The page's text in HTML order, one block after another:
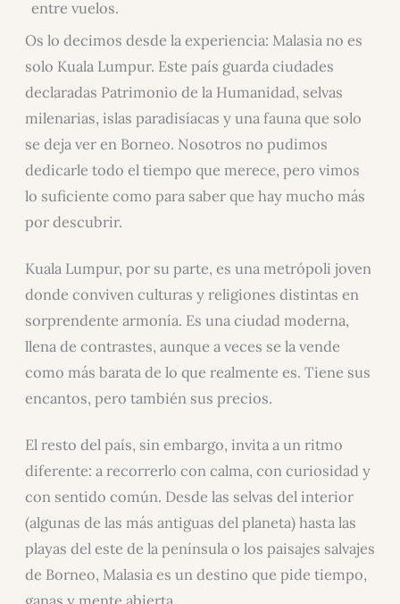
entre vuelos.
Os lo decimos desde la experiencia: Malasia no es
solo Kuala Lumpur. Este país guarda ciudades
declaradas Patrimonio de la Humanidad, selvas
milenarias, islas paradisíacas y una fauna que solo
se deja ver en Borneo. Nosotros no pudimos
dedicarle todo el tiempo que merece, pero vimos
lo suficiente como para saber que hay mucho más
por descubrir.
Kuala Lumpur, por su parte, es una metrópoli joven
donde conviven culturas y religiones distintas en
sorprendente armonía. Es una ciudad moderna,
llena de contrastes, aunque a veces se la vende
como más barata de lo que realmente es. Tiene sus
encantos, pero también sus precios.
El resto del país, sin embargo, invita a un ritmo
diferente: a recorrerlo con calma, con curiosidad y
con sentido común. Desde las selvas del interior
(algunas de las más antiguas del planeta) hasta las
playas del este de la península o los paisajes salvajes
de Borneo, Malasia es un destino que pide tiempo,
ganas y mente abierta.